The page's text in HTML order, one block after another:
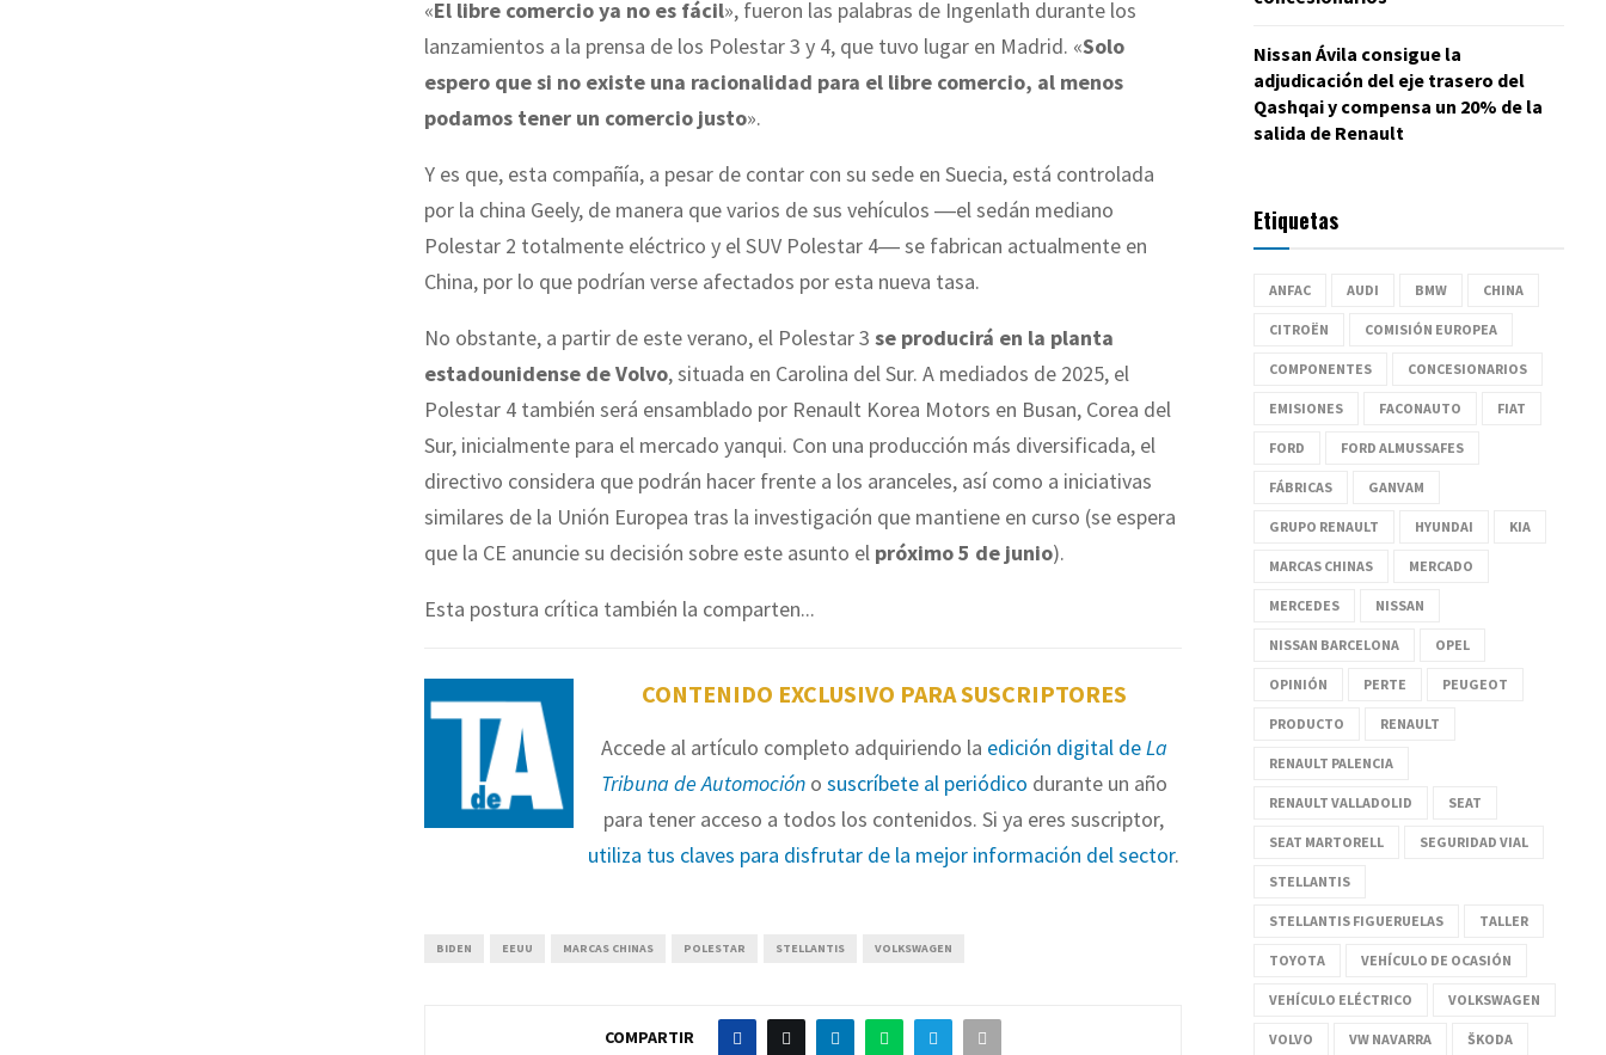
«El libre comercio ya no es fácil», fueron las palabras de Ingenlath durante los
lanzamientos a la prensa de los Polestar 3 y 4, que tuvo lugar en Madrid. «Solo
espero que si no existe una racionalidad para el libre comercio, al menos
podamos tener un comercio justo».
Y es que, esta compañía, a pesar de contar con su sede en Suecia, está controlada
por la china Geely, de manera que varios de sus vehículos ―el sedán mediano
Polestar 2 totalmente eléctrico y el SUV Polestar 4― se fabrican actualmente en
China, por lo que podrían verse afectados por esta nueva tasa.
No obstante, a partir de este verano, el Polestar 3 se producirá en la planta
estadounidense de Volvo, situada en Carolina del Sur. A mediados de 2025, el
Polestar 4 también será ensamblado por Renault Korea Motors en Busan, Corea del
Sur, inicialmente para el mercado yanqui. Con una producción más diversificada, el
directivo considera que podrán hacer frente a los aranceles, así como a iniciativas
similares de la Unión Europea tras la investigación que mantiene en curso (se espera
que la CE anuncie su decisión sobre este asunto el próximo 5 de junio).
Esta postura crítica también la comparten...
CONTENIDO EXCLUSIVO PARA SUSCRIPTORES
Accede al artículo completo adquiriendo la edición digital deLa
Tribuna de Automocióno suscríbete al periódico durante un año
para tener acceso a todos los contenidos. Si ya eres suscriptor,
utiliza tus claves para disfrutar de la mejor información del sector.
BIDEN EEUU MARCAS CHINAS POLESTAR STELLANTIS VOLKSWAGEN
COMPARTIR
Nissan Ávila consigue la
adjudicación del eje trasero del
Qashqai y compensa un 20% de la
salida de Renault
Etiquetas
ANFAC AUDI BMW CHINA
CITROËN COMISIÓN EUROPEA
COMPONENTES CONCESIONARIOS
EMISIONES FACONAUTO FIAT
FORD FORD ALMUSSAFES
FÁBRICAS GANVAM
GRUPO RENAULT HYUNDAI KIA
MARCAS CHINAS MERCADO
MERCEDES NISSAN
NISSAN BARCELONA OPEL
OPINIÓN PERTE PEUGEOT
PRODUCTO RENAULT
RENAULT PALENCIA
RENAULT VALLADOLID SEAT
SEAT MARTORELL SEGURIDAD VIAL
STELLANTIS
STELLANTIS FIGUERUELAS TALLER
TOYOTA VEHÍCULO DE OCASIÓN
VEHÍCULO ELÉCTRICO VOLKSWAGEN
VOLVO VW NAVARRA ŠKODA